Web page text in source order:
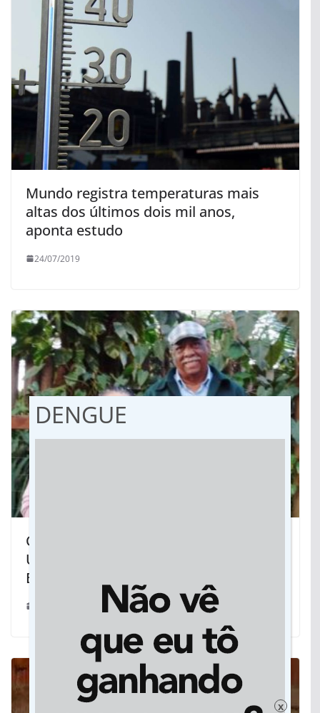
Mundo registra temperaturas mais
altas dos últimos dois mil anos,
aponta estudo
24/07/2019
COVID TIRA DE CENA UM DOS
ÚLTIMOS MONTADORES DO CARRO
BRASILEIRO
DENGUE
x